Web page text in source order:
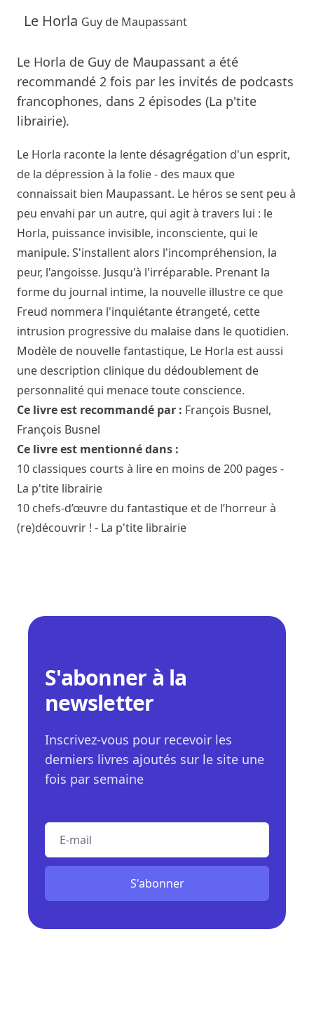
Le Horla Guy de Maupassant
Le Horla de Guy de Maupassant a été
recommandé 2 fois par les invités de podcasts
francophones, dans 2 épisodes (La p'tite
librairie).
Le Horla raconte la lente désagrégation d'un esprit,
de la dépression à la folie - des maux que
connaissait bien Maupassant. Le héros se sent peu à
peu envahi par un autre, qui agit à travers lui : le
Horla, puissance invisible, inconsciente, qui le
manipule. S'installent alors l'incompréhension, la
peur, l'angoisse. Jusqu'à l'irréparable. Prenant la
forme du journal intime, la nouvelle illustre ce que
Freud nommera l'inquiétante étrangeté, cette
intrusion progressive du malaise dans le quotidien.
Modèle de nouvelle fantastique, Le Horla est aussi
une description clinique du dédoublement de
personnalité qui menace toute conscience.
Ce livre est recommandé par : François Busnel,
François Busnel
Ce livre est mentionné dans :
10 classiques courts à lire en moins de 200 pages -
La p'tite librairie
10 chefs-d’œuvre du fantastique et de l’horreur à
(re)découvrir ! - La p'tite librairie
S'abonner à la
newsletter
Inscrivez-vous pour recevoir les
derniers livres ajoutés sur le site une
fois par semaine
S'abonner